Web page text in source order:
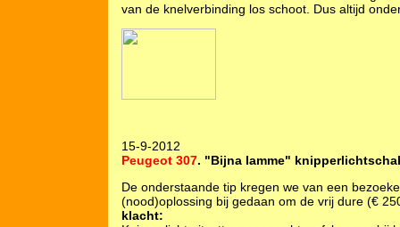
van de knelverbinding los schoot. Dus altijd
15-9-2012
Peugeot 307. "Bijna lamme"
De onderstaande tip kregen we van een
(nood)oplossing bij gedaan om de vrij dure (€
klacht: